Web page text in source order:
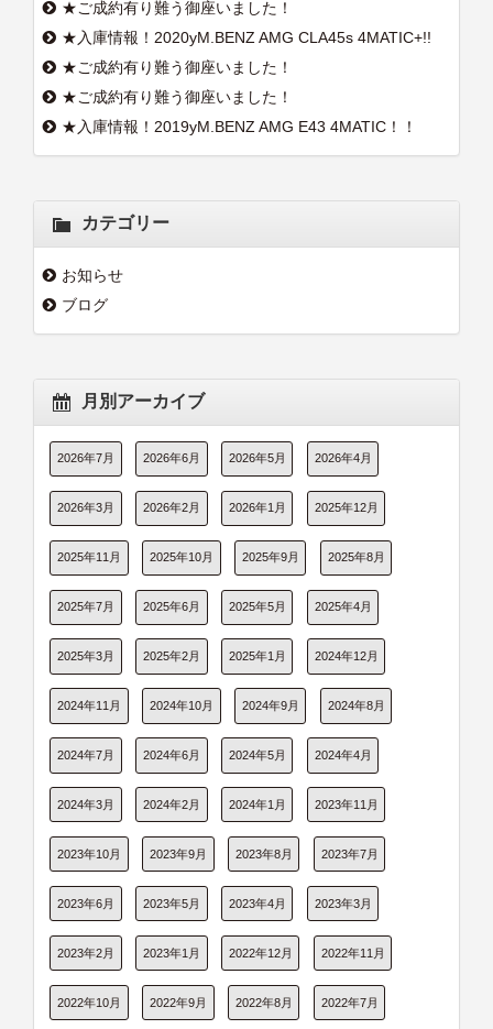
★ご成約有り難う御座いました！
★入庫情報！2020yM.BENZ AMG CLA45s 4MATIC+!!
★ご成約有り難う御座いました！
★ご成約有り難う御座いました！
★入庫情報！2019yM.BENZ AMG E43 4MATIC！！
カテゴリー
お知らせ
ブログ
月別アーカイブ
2026年7月 2026年6月 2026年5月 2026年4月
2026年3月 2026年2月 2026年1月 2025年12月
2025年11月 2025年10月 2025年9月 2025年8月
2025年7月 2025年6月 2025年5月 2025年4月
2025年3月 2025年2月 2025年1月 2024年12月
2024年11月 2024年10月 2024年9月 2024年8月
2024年7月 2024年6月 2024年5月 2024年4月
2024年3月 2024年2月 2024年1月 2023年11月
2023年10月 2023年9月 2023年8月 2023年7月
2023年6月 2023年5月 2023年4月 2023年3月
2023年2月 2023年1月 2022年12月 2022年11月
2022年10月 2022年9月 2022年8月 2022年7月